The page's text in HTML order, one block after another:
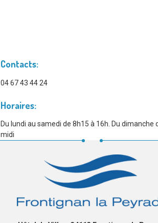
Contacts:
04 67 43 44 24
Horaires:
Du lundi au samedi de 8h15 à 16h. Du
midi